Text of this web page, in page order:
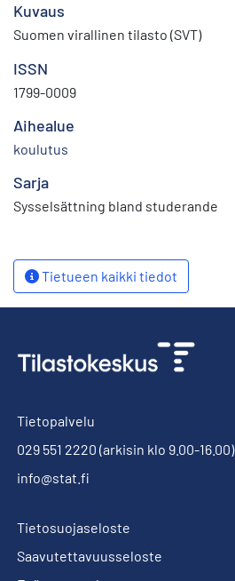
Kuvaus
Suomen virallinen tilasto (SVT)
ISSN
1799-0009
Aihealue
koulutus
Sarja
Sysselsättning bland studerande
Tietueen kaikki tiedot
Tietopalvelu
029 551 2220 (arkisin klo 9.00-16.00)
info@stat.fi
Tietosuojaseloste
Saavutettavuusseloste